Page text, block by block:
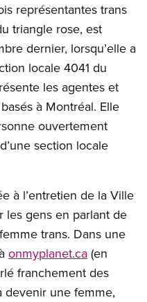
représentantes trans
triangle rose, est
dernier, lorsqu’elle a
locale 4041 du
les agentes et
à Montréal. Elle
ouvertement
section locale
à l’entretien de la Ville
les gens en parlant de
trans. Dans une
onmyplanet.ca (en
franchement des
devenir une femme,